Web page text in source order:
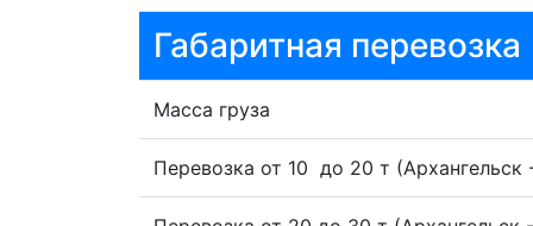
потенциальных рисков и убытков,
Масса скреперов может значительно
тонн. Это требует использования
системой для обеспечения
Траншеекопатели – это
Габаритная перевозка
Масса груза
Перевозка от 10 до 20 т (Архангельск